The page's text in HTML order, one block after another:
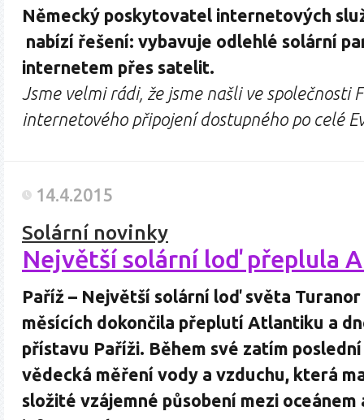
Německý poskytovatel internetových
nabízí řešení: vybavuje odlehlé solární
internetem přes satelit.
Jsme velmi rádi, že jsme našli ve společnosti
internetového připojení dostupného po celé
14.4.2015
Solární novinky
Největší solární loď přeplula
Paříž – Největší solární loď světa
měsících dokončila přeplutí Atlantiku a
přístavu Paříži. Během své zatím
vědecká měření vody a vzduchu, která
složité vzájemné působení mezi